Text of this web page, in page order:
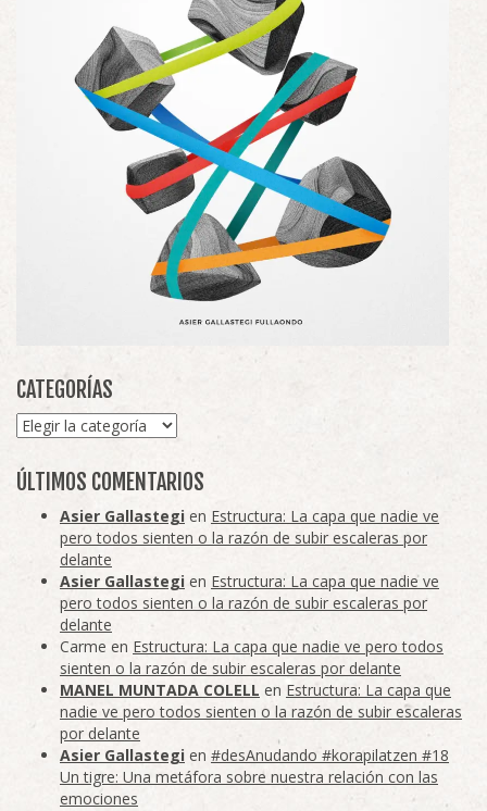
CATEGORÍAS
Categorías
ÚLTIMOS COMENTARIOS
Asier Gallastegi en Estructura: La capa que nadie ve
pero todos sienten o la razón de subir escaleras por
delante
Asier Gallastegi en Estructura: La capa que nadie ve
pero todos sienten o la razón de subir escaleras por
delante
Carme en Estructura: La capa que nadie ve pero todos
sienten o la razón de subir escaleras por delante
MANEL MUNTADA COLELL en Estructura: La capa que
nadie ve pero todos sienten o la razón de subir escaleras
por delante
Asier Gallastegi en #desAnudando #korapilatzen #18
Un tigre: Una metáfora sobre nuestra relación con las
emociones